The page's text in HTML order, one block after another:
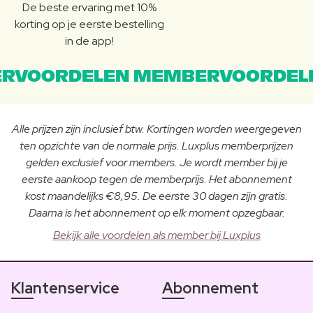
De beste ervaring met 10%
korting op je eerste bestelling
in de app!
Alle prijzen zijn inclusief btw. Kortingen worden weergegeven
ten opzichte van de normale prijs. Luxplus memberprijzen
gelden exclusief voor members. Je wordt member bij je
eerste aankoop tegen de memberprijs. Het abonnement
kost maandelijks €8,95. De eerste 30 dagen zijn gratis.
Daarna is het abonnement op elk moment opzegbaar.
Bekijk alle voordelen als member bij Luxplus
Klantenservice Abonnement